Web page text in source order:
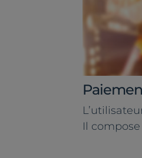
Il